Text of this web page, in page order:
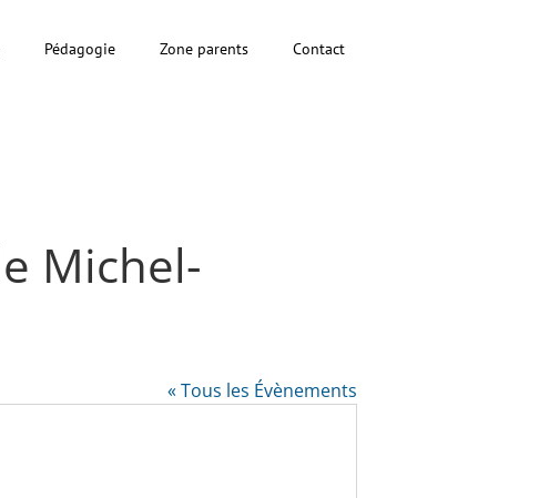
Pédagogie Zone parents Contact
Michel-
« Tous les Évènements